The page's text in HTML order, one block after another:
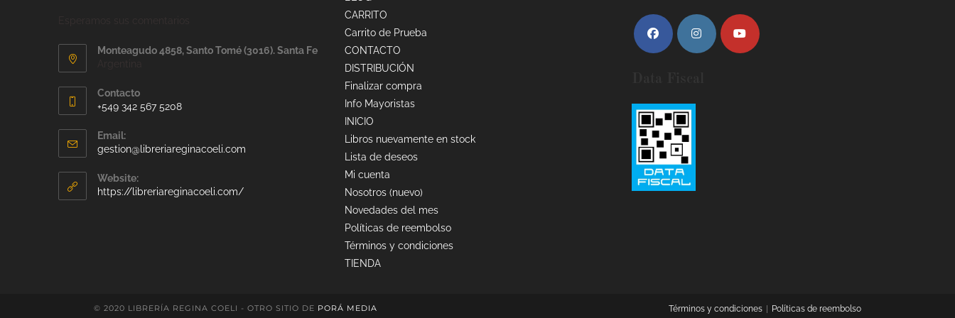
Monteagudo 4858, Santo Tomé (3016). Santa Fe
Contacto
+549 342 567 5208
Email:
gestion@libreriareginacoeli.com
Website:
https://libreriareginacoeli.com/
CARRITO
Carrito de Prueba
CONTACTO
DISTRIBUCIÓN
Finalizar compra
Info Mayoristas
INICIO
Libros nuevamente en stock
Lista de deseos
Mi cuenta
Nosotros (nuevo)
Novedades del mes
Políticas de reembolso
Términos y condiciones
TIENDA
Términos y condiciones Políticas de reembolso
© 2020 LIBRERÍA REGINA COELI - OTRO SITIO DE PORÁ MEDIA